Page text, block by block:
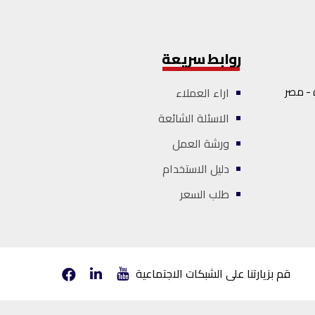
- مصر
روابط سريعة
اراء العملاء
الاسئلة الشائعة
ورشة العمل
دليل الاستخدام
طلب السعر
قم بزيارتنا على الشبكات الاجتماعية